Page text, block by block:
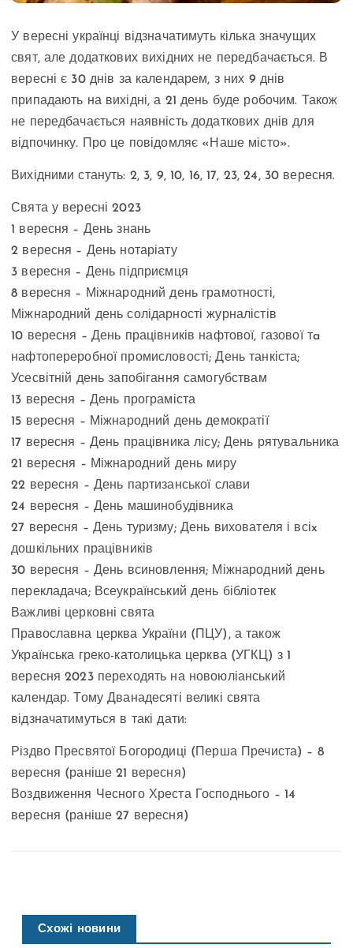
У вересні українці відзначатимуть кілька значущих
свят, але додаткових вихідних не передбачається. В
вересні є 30 днів за календарем, з них 9 днів
припадають на вихідні, а 21 день буде робочим. Також
не передбачається наявність додаткових днів для
відпочинку. Про це повідомляє «Наше місто».
Вихідними стануть: 2, 3, 9, 10, 16, 17, 23, 24, 30 вересня.
Свята у вересні 2023
1 вересня – День знань
2 вересня – День нотаріату
3 вересня – День підприємця
8 вересня – Міжнародний день грамотності,
Міжнародний день солідарності журналістів
10 вересня – День працівників нафтової, газової тa
нафтопереробної промисловості; День танкіста;
Усесвітній день запобігання самогубствам
13 вересня – День програміста
15 вересня – Міжнародний день демократії
17 вересня – День працівника лісу; День рятувальника
21 вересня – Міжнародний день миру
22 вересня – День партизанської слави
24 вересня – День машинобудівника
27 вересня – День туризму; День вихователя і всіx
дошкільних працівників
30 вересня – День всиновлення; Міжнародний день
перекладача; Всеукраїнський день бібліотек
Важливі церковні свята
Православна церква України (ПЦУ), а також
Українська греко-католицька церква (УГКЦ) з 1
вересня 2023 переходять на новоюліанський
календар. Тому Дванадесяті великі свята
відзначатимуться в такі дати:
Різдво Пресвятої Богородиці (Перша Пречиста) – 8
вересня (раніше 21 вересня)
Воздвиження Чесного Хреста Господнього – 14
вересня (раніше 27 вересня)
Схожі новини